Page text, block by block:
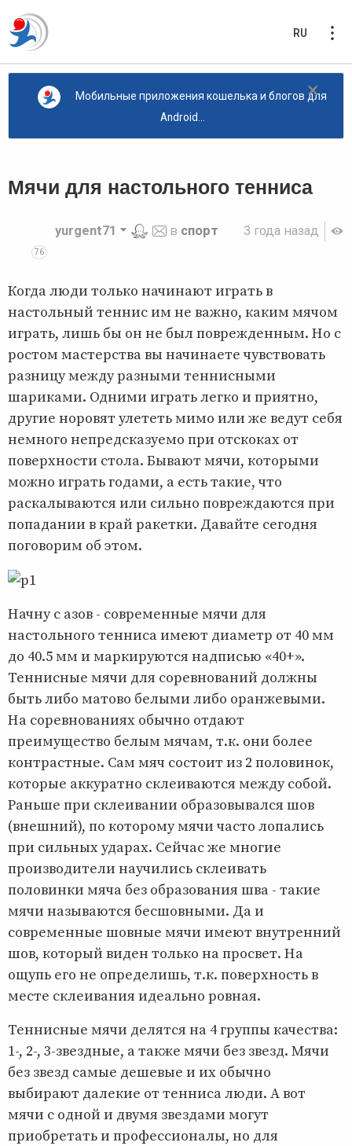
RU
×
Мобильные приложения кошелька и блогов для
Android...
Мячи для настольного тенниса
3 года назад
76
yurgent71 в спорт
Когда люди только начинают играть в
настольный теннис им не важно, каким мячом
играть, лишь бы он не был поврежденным. Но с
ростом мастерства вы начинаете чувствовать
разницу между разными теннисными
шариками. Одними играть легко и приятно,
другие норовят улететь мимо или же ведут себя
немного непредсказуемо при отскоках от
поверхности стола. Бывают мячи, которыми
можно играть годами, а есть такие, что
раскалываются или сильно повреждаются при
попадании в край ракетки. Давайте сегодня
поговорим об этом.
Начну с азов - современные мячи для
настольного тенниса имеют диаметр от 40 мм
до 40.5 мм и маркируются надписью «40+».
Теннисные мячи для соревнований должны
быть либо матово белыми либо оранжевыми.
На соревнованиях обычно отдают
преимущество белым мячам, т.к. они более
контрастные. Сам мяч состоит из 2 половинок,
которые аккуратно склеиваются между собой.
Раньше при склеивании образовывался шов
(внешний), по которому мячи часто лопались
при сильных ударах. Сейчас же многие
производители научились склеивать
половинки мяча без образования шва - такие
мячи называются бесшовными. Да и
современные шовные мячи имеют внутренний
шов, который виден только на просвет. На
ощупь его не определишь, т.к. поверхность в
месте склеивания идеально ровная.
Теннисные мячи делятся на 4 группы качества:
1-, 2-, 3-звездные, а также мячи без звезд. Мячи
без звезд самые дешевые и их обычно
выбирают далекие от тенниса люди. А вот
мячи с одной и двумя звездами могут
приобретать и профессионалы, но для